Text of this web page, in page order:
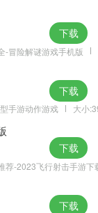
券，海量豪礼免费
钻领，V4运营期间
绑定钻石
币，钻石投资总计
你哦！
-冒险解谜游戏手机版
下载
手游动作游戏 大小
下载
荐-2023飞行射击手游下
下载
下载